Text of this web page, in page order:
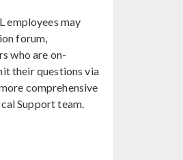
employees may
forum,
who are on-
their questions via
comprehensive
Support team.